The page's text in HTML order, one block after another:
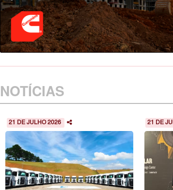
NOTÍCIAS
21 DE JULHO 2026 21 DE